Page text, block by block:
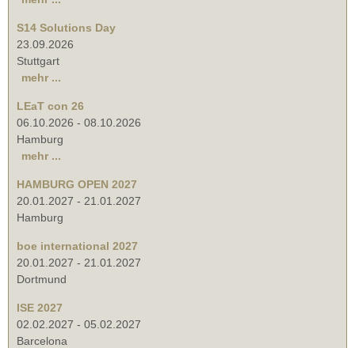
S14 Solutions Day
23.09.2026
Stuttgart
mehr ...
LEaT con 26
06.10.2026 - 08.10.2026
Hamburg
mehr ...
HAMBURG OPEN 2027
20.01.2027 - 21.01.2027
Hamburg
boe international 2027
20.01.2027 - 21.01.2027
Dortmund
ISE 2027
02.02.2027 - 05.02.2027
Barcelona